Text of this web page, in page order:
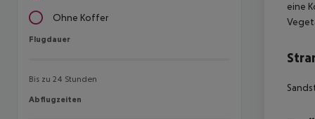
Ohne Koffer
Flugdauer
Flugdauer
Bis zu 24 Stunden
Abflugzeiten
Abflugzeiten
eine